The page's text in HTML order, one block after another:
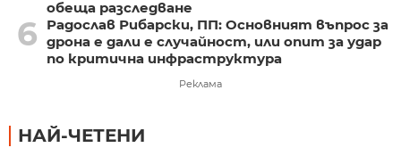
обеща разследване
6
Радослав Рибарски, ПП: Основният въпрос за
дрона е дали е случайност, или опит за удар
по критична инфраструктура
Реклама
НАЙ-ЧЕТЕНИ